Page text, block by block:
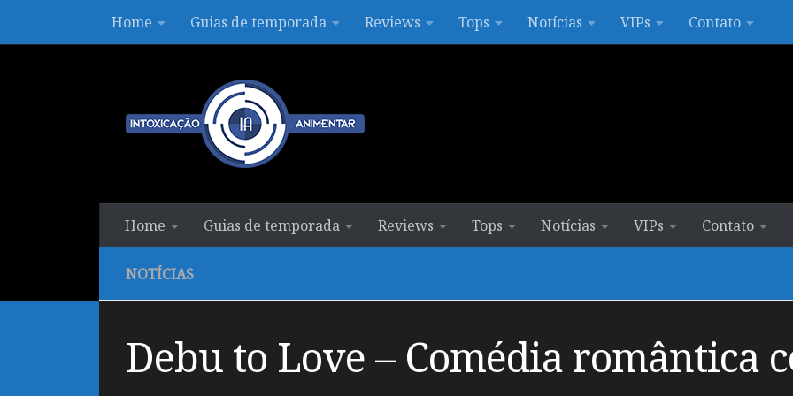
Skip to contentHome Guias de temporada Reviews Tops Notícias VIPs Contato
Home Guias de temporada Reviews Tops Notícias VIPs Contato
NOTÍCIAS
Debu to Love – Comédia romântica